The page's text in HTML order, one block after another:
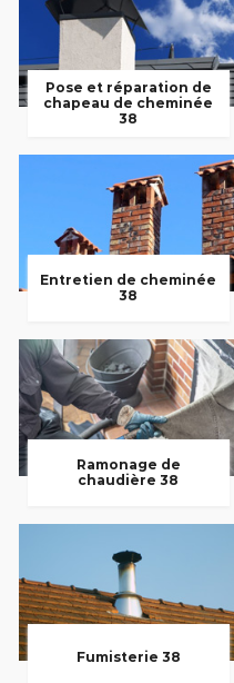
Pose et réparation de
chapeau de cheminée
38
Entretien de cheminée
38
Ramonage de
chaudière 38
Fumisterie 38